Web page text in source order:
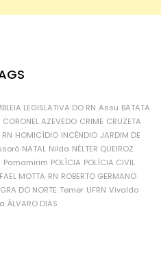
LEGISLATIVA DO RN Assu BATATA
CORONEL AZEVEDO CRIME CRUZETA
HOMICÍDIO INCÊNDIO JARDIM DE
NATAL Nilda NÉLTER QUEIROZ
Parnamirim POLÍCIA POLÍCIA CIVIL
MOTTA RN ROBERTO GERMANO
DO NORTE Temer UFRN Vivaldo
ÁLVARO DIAS